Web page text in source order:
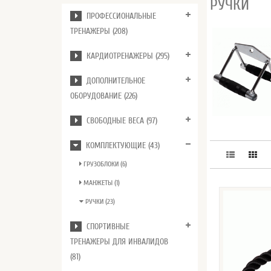
ПРОФЕССИОНАЛЬНЫЕ
ТРЕНАЖЕРЫ (208)
КАРДИОТРЕНАЖЕРЫ (295)
ДОПОЛНИТЕЛЬНОЕ
ОБОРУДОВАНИЕ (226)
СВОБОДНЫЕ ВЕСА (97)
КОМПЛЕКТУЮЩИЕ (43)
ГРУЗОБЛОКИ (6)
МАНЖЕТЫ (1)
РУЧКИ (23)
СПОРТИВНЫЕ
ТРЕНАЖЕРЫ ДЛЯ ИНВАЛИДОВ
(81)
РУЧКИ